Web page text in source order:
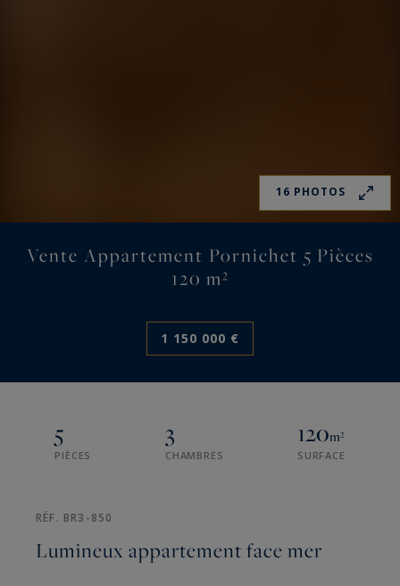
16 PHOTOS
Vente Appartement Pornichet 5 Pièces
120 m²
1 150 000 €
5
PIÈCES
3
CHAMBRES
120m²
SURFACE
RÉF. BR3-850
Lumineux appartement face mer